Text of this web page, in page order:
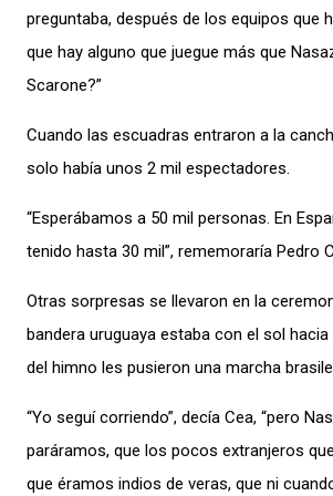
preguntaba, después de los equipos que
que hay alguno que juegue más que
Scarone?”
Cuando las escuadras entraron a la
solo había unos 2 mil espectadores.
“Esperábamos a 50 mil personas. En
tenido hasta 30 mil”, rememoraría Pedro
Otras sorpresas se llevaron en la
bandera uruguaya estaba con el sol
del himno les pusieron una marcha
“Yo seguí corriendo”, decía Cea, “pero
paráramos, que los pocos extranjeros
que éramos indios de veras, que ni